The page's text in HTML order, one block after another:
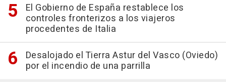
El Gobierno de España restablece los
controles fronterizos a los viajeros
procedentes de Italia
Desalojado el Tierra Astur del Vasco (Oviedo)
por el incendio de una parrilla